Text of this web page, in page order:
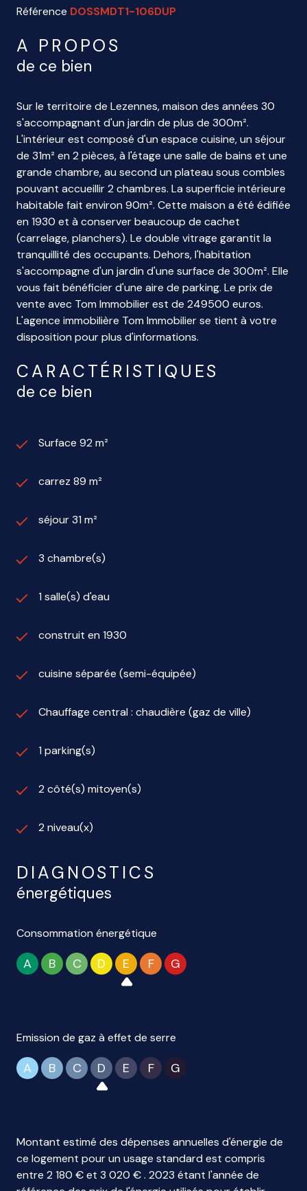
Référence DOSSMDT1-106DUP
A PROPOS
de ce bien
Sur le territoire de Lezennes, maison des années 30
s'accompagnant d'un jardin de plus de 300m².
L'intérieur est composé d'un espace cuisine, un séjour
de 31m² en 2 pièces, à l'étage une salle de bains et une
grande chambre, au second un plateau sous combles
pouvant accueillir 2 chambres. La superficie intérieure
habitable fait environ 90m². Cette maison a été édifiée
en 1930 et à conserver beaucoup de cachet
(carrelage, planchers). Le double vitrage garantit la
tranquillité des occupants. Dehors, l'habitation
s'accompagne d'un jardin d'une surface de 300m². Elle
vous fait bénéficier d'une aire de parking. Le prix de
vente avec Tom Immobilier est de 249500 euros.
L'agence immobilière Tom Immobilier se tient à votre
disposition pour plus d'informations.
CARACTÉRISTIQUES
de ce bien
Surface 92 m²
carrez 89 m²
séjour 31 m²
3 chambre(s)
1 salle(s) d'eau
construit en 1930
cuisine séparée (semi-équipée)
Chauffage central : chaudière (gaz de ville)
1 parking(s)
2 côté(s) mitoyen(s)
2 niveau(x)
DIAGNOSTICS
énergétiques
Consommation énergétique
A B C D E F G
Emission de gaz à effet de serre
A B C D E F G
Montant estimé des dépenses annuelles d'énergie de
ce logement pour un usage standard est compris
entre 2 180 € et 3 020 € . 2023 étant l'année de